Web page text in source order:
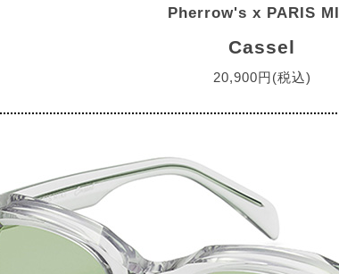
Pherrow's x PARIS
Cassel
20,900円(税込)